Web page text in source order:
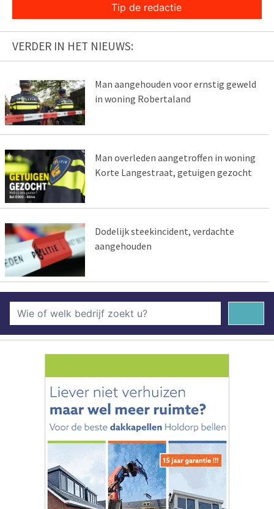
Tip de redactie
VERDER IN HET NIEUWS:
Man aangehouden voor ernstig geweld
in woning Robertaland
Man overleden aangetroffen in woning
Korte Langestraat, getuigen gezocht
Dodelijk steekincident, verdachte
aangehouden